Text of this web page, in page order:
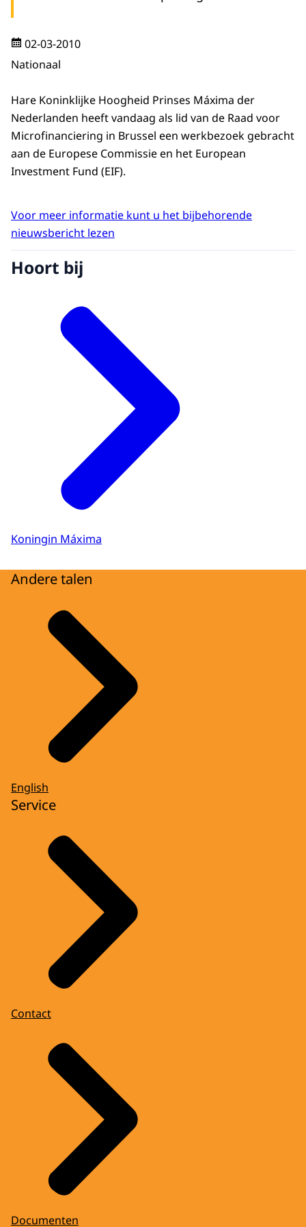
02-03-2010
Nationaal
Hare Koninklijke Hoogheid Prinses Máxima der
Nederlanden heeft vandaag als lid van de Raad voor
Microfinanciering in Brussel een werkbezoek gebracht
aan de Europese Commissie en het European
Investment Fund (EIF).
Voor meer informatie kunt u het bijbehorende
nieuwsbericht lezen
Hoort bij
Koningin Máxima
Andere talen
English
Service
Contact
Documenten